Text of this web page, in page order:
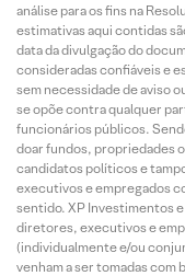
análise para os fins na
estimativas aqui contidas
data da divulgação do
consideradas confiáveis e
sem necessidade de aviso
se opõe contra qualquer
funcionários públicos.
doar fundos, propriedades
candidatos políticos e
executivos e empregados
sentido. XP Investimentos
diretores, executivos e
(individualmente e/ou
venham a ser tomadas com